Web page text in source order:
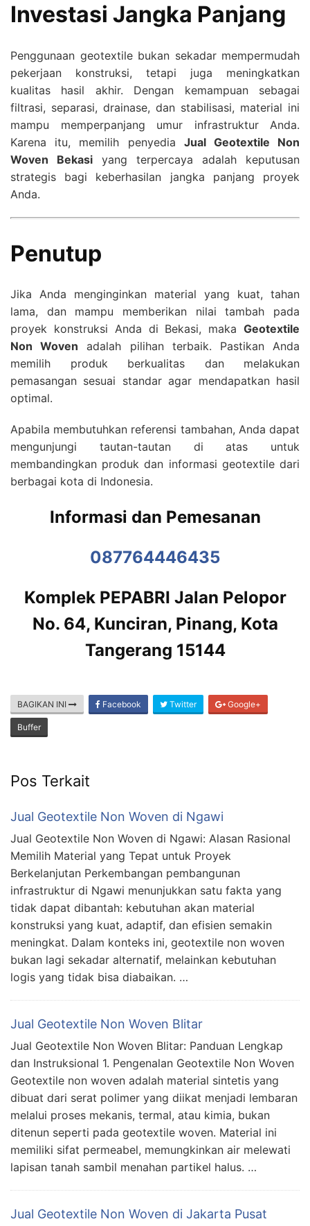
Investasi Jangka Panjang
Penggunaan geotextile bukan sekadar mempermudah
pekerjaan konstruksi, tetapi juga meningkatkan
kualitas hasil akhir. Dengan kemampuan sebagai
filtrasi, separasi, drainase, dan stabilisasi, material ini
mampu memperpanjang umur infrastruktur Anda.
Karena itu, memilih penyedia Jual Geotextile Non
Woven Bekasi yang terpercaya adalah keputusan
strategis bagi keberhasilan jangka panjang proyek
Anda.
Penutup
Jika Anda menginginkan material yang kuat, tahan
lama, dan mampu memberikan nilai tambah pada
proyek konstruksi Anda di Bekasi, maka Geotextile
Non Woven adalah pilihan terbaik. Pastikan Anda
memilih produk berkualitas dan melakukan
pemasangan sesuai standar agar mendapatkan hasil
optimal.
Apabila membutuhkan referensi tambahan, Anda dapat
mengunjungi tautan-tautan di atas untuk
membandingkan produk dan informasi geotextile dari
berbagai kota di Indonesia.
Informasi dan Pemesanan
087764446435
Komplek PEPABRI Jalan Pelopor
No. 64, Kunciran, Pinang, Kota
Tangerang 15144
BAGIKAN INI Facebook Twitter Google+
Buffer
Pos Terkait
Jual Geotextile Non Woven di Ngawi
Jual Geotextile Non Woven di Ngawi: Alasan Rasional
Memilih Material yang Tepat untuk Proyek
Berkelanjutan Perkembangan pembangunan
infrastruktur di Ngawi menunjukkan satu fakta yang
tidak dapat dibantah: kebutuhan akan material
konstruksi yang kuat, adaptif, dan efisien semakin
meningkat. Dalam konteks ini, geotextile non woven
bukan lagi sekadar alternatif, melainkan kebutuhan
logis yang tidak bisa diabaikan. …
Jual Geotextile Non Woven Blitar
Jual Geotextile Non Woven Blitar: Panduan Lengkap
dan Instruksional 1. Pengenalan Geotextile Non Woven
Geotextile non woven adalah material sintetis yang
dibuat dari serat polimer yang diikat menjadi lembaran
melalui proses mekanis, termal, atau kimia, bukan
ditenun seperti pada geotextile woven. Material ini
memiliki sifat permeabel, memungkinkan air melewati
lapisan tanah sambil menahan partikel halus. …
Jual Geotextile Non Woven di Jakarta Pusat